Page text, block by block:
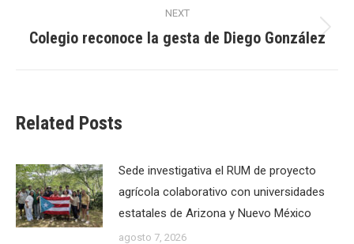
NEXT
Next
Colegio reconoce la gesta de Diego González
Related Posts
Sede investigativa el RUM de proyecto
agrícola colaborativo con universidades
estatales de Arizona y Nuevo México
agosto 7, 2026